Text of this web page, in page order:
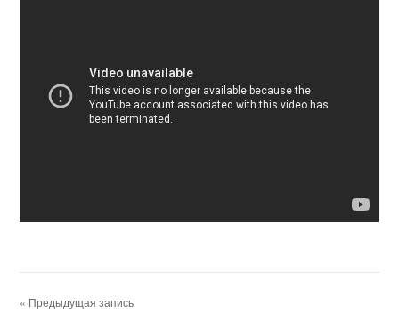
« Предыдущая запись